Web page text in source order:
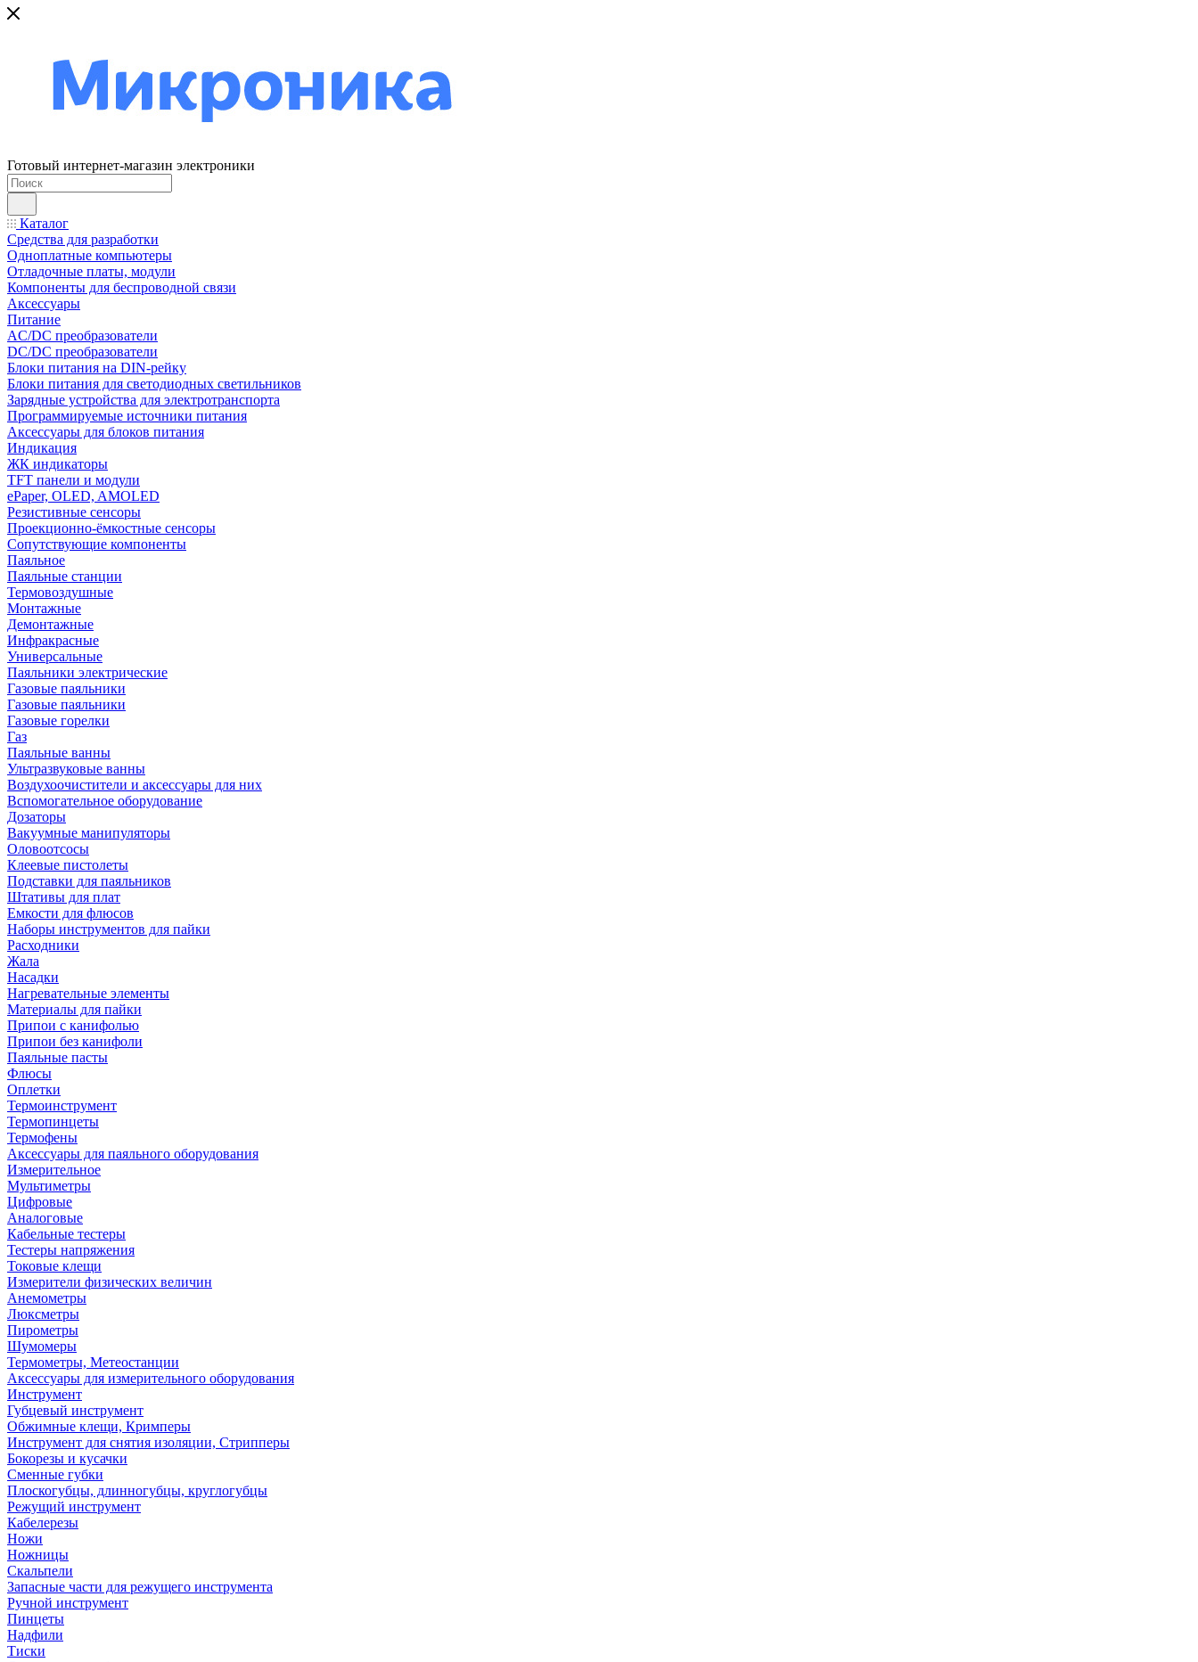
Готовый интернет-магазин электроники
Каталог
Средства для разработки
Одноплатные компьютеры
Отладочные платы, модули
Компоненты для беспроводной связи
Аксессуары
Питание
AC/DC преобразователи
DC/DC преобразователи
Блоки питания на DIN-рейку
Блоки питания для светодиодных светильников
Зарядные устройства для электротранспорта
Программируемые источники питания
Аксессуары для блоков питания
Индикация
ЖК индикаторы
TFT панели и модули
ePaper, OLED, AMOLED
Резистивные сенсоры
Проекционно-ёмкостные сенсоры
Сопутствующие компоненты
Паяльное
Паяльные станции
Термовоздушные
Монтажные
Демонтажные
Инфракрасные
Универсальные
Паяльники электрические
Газовые паяльники
Газовые паяльники
Газовые горелки
Газ
Паяльные ванны
Ультразвуковые ванны
Воздухоочистители и аксессуары для них
Вспомогательное оборудование
Дозаторы
Вакуумные манипуляторы
Оловоотсосы
Клеевые пистолеты
Подставки для паяльников
Штативы для плат
Емкости для флюсов
Наборы инструментов для пайки
Расходники
Жала
Насадки
Нагревательные элементы
Материалы для пайки
Припои с канифолью
Припои без канифоли
Паяльные пасты
Флюсы
Оплетки
Термоинструмент
Термопинцеты
Термофены
Аксессуары для паяльного оборудования
Измерительное
Мультиметры
Цифровые
Аналоговые
Кабельные тестеры
Тестеры напряжения
Токовые клещи
Измерители физических величин
Анемометры
Люксметры
Пирометры
Шумомеры
Термометры, Метеостанции
Аксессуары для измерительного оборудования
Инструмент
Губцевый инструмент
Обжимные клещи, Кримперы
Инструмент для снятия изоляции, Стрипперы
Бокорезы и кусачки
Сменные губки
Плоскогубцы, длинногубцы, круглогубцы
Режущий инструмент
Кабелерезы
Ножи
Ножницы
Скальпели
Запасные части для режущего инструмента
Ручной инструмент
Пинцеты
Надфили
Тиски